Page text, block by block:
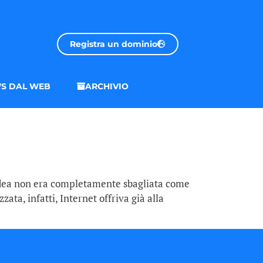
Registra un dominio
DAL WEB ARCHIVIO
non era completamente sbagliata come
infatti, Internet offriva già alla